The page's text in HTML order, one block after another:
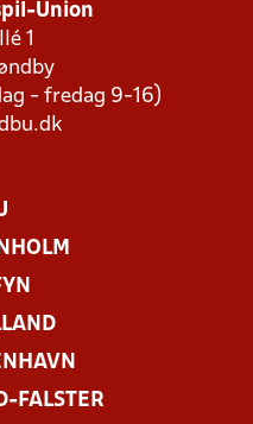
Union
1
- fredag 9-16)
FALSTER